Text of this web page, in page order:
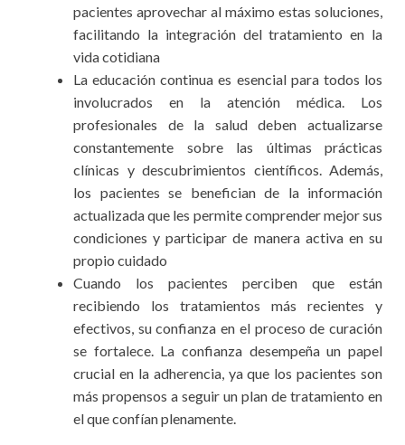
pacientes aprovechar al máximo estas soluciones,
facilitando la integración del tratamiento en la
vida cotidiana
La educación continua es esencial para todos los
involucrados en la atención médica. Los
profesionales de la salud deben actualizarse
constantemente sobre las últimas prácticas
clínicas y descubrimientos científicos. Además,
los pacientes se benefician de la información
actualizada que les permite comprender mejor sus
condiciones y participar de manera activa en su
propio cuidado
Cuando los pacientes perciben que están
recibiendo los tratamientos más recientes y
efectivos, su confianza en el proceso de curación
se fortalece. La confianza desempeña un papel
crucial en la adherencia, ya que los pacientes son
más propensos a seguir un plan de tratamiento en
el que confían plenamente.